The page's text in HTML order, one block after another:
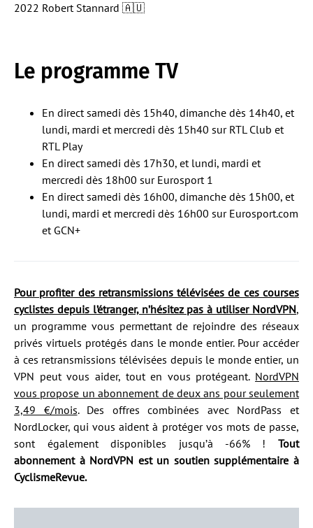
2022 Robert Stannard 🇦🇺
Le programme TV
En direct samedi dès 15h40, dimanche dès 14h40, et
lundi, mardi et mercredi dès 15h40 sur RTL Club et
RTL Play
En direct samedi dès 17h30, et lundi, mardi et
mercredi dès 18h00 sur Eurosport 1
En direct samedi dès 16h00, dimanche dès 15h00, et
lundi, mardi et mercredi dès 16h00 sur Eurosport.com
et GCN+
Pour profiter des retransmissions télévisées de ces courses
cyclistes depuis l’étranger, n’hésitez pas à utiliser NordVPN,
un programme vous permettant de rejoindre des réseaux
privés virtuels protégés dans le monde entier. Pour accéder
à ces retransmissions télévisées depuis le monde entier, un
VPN peut vous aider, tout en vous protégeant. NordVPN
vous propose un abonnement de deux ans pour seulement
3,49 €/mois. Des offres combinées avec NordPass et
NordLocker, qui vous aident à protéger vos mots de passe,
sont également disponibles jusqu’à -66% ! Tout
abonnement à NordVPN est un soutien supplémentaire à
CyclismeRevue.